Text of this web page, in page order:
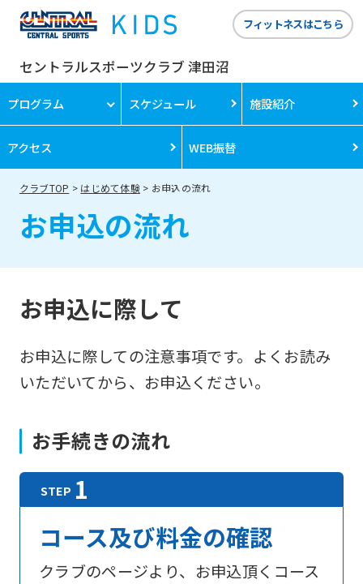
セントラルスポーツクラブ 津田沼
フィットネスはこちら
プログラム スケジュール 施設紹介
アクセス WEB振替
クラブTOP はじめて体験 お申込の流れ
お申込の流れ
お申込に際して
お申込に際しての注意事項です。よくお読み
いただいてから、お申込ください。
お手続きの流れ
コース及び料金の確認
クラブのページより、お申込頂くコース